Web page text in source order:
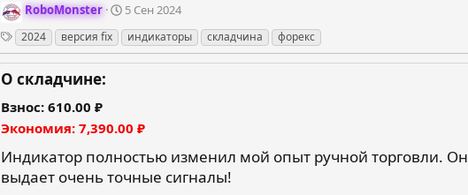
О
г
а
н
и
з
т
о
р
RoboMonster
Д
т
а
а
н
я
5 Сен 2024
Теги
2024 версия fix индикаторы складчина форекс
О складчине:
Взнос 610.00 ₽
Экономия 7,390.00 ₽
Индикатор полностью изменил мой опыт ручной торговли. Он
выдает очень точные сигналы!